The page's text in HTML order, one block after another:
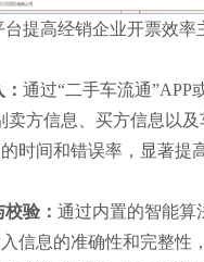
台提高经销企业开票效率
通过“二手车流通”APP
卖方信息、买方信息以
时间和错误率，显著提
验： 通过内置的智能算
信息的准确性和完整性